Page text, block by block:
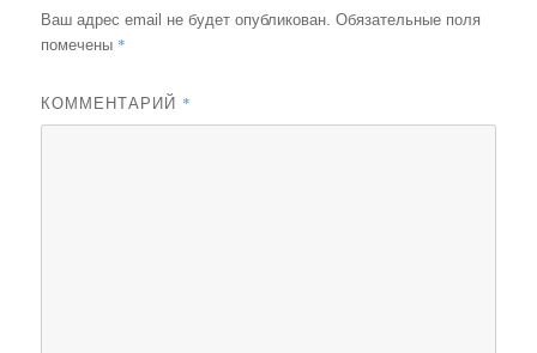
Ваш адрес email не будет опубликован. Обязательные поля
помечены *
КОММЕНТАРИЙ *